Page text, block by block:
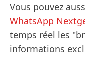
Vous pouvez
WhatsApp
temps réel les
informations